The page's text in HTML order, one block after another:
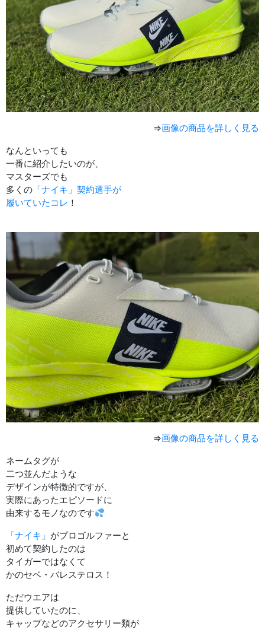
⇒画像の商品を詳しく見る
なんといっても
一番に紹介したいのが、
マスターズでも
多くの 「ナイキ」契約選手が
履いていたコレ ！
⇒画像の商品を詳しく見る
ネームタグが
二つ並んだような
デザインが特徴的ですが、
実際にあったエピソードに
由来するモノなのです
「ナイキ」 がプロゴルファーと
初めて契約したのは
タイガーではなくて
かのセベ・バレステロス！
ただウエアは
提供していたのに、
キャップなどのアクセサリー類が